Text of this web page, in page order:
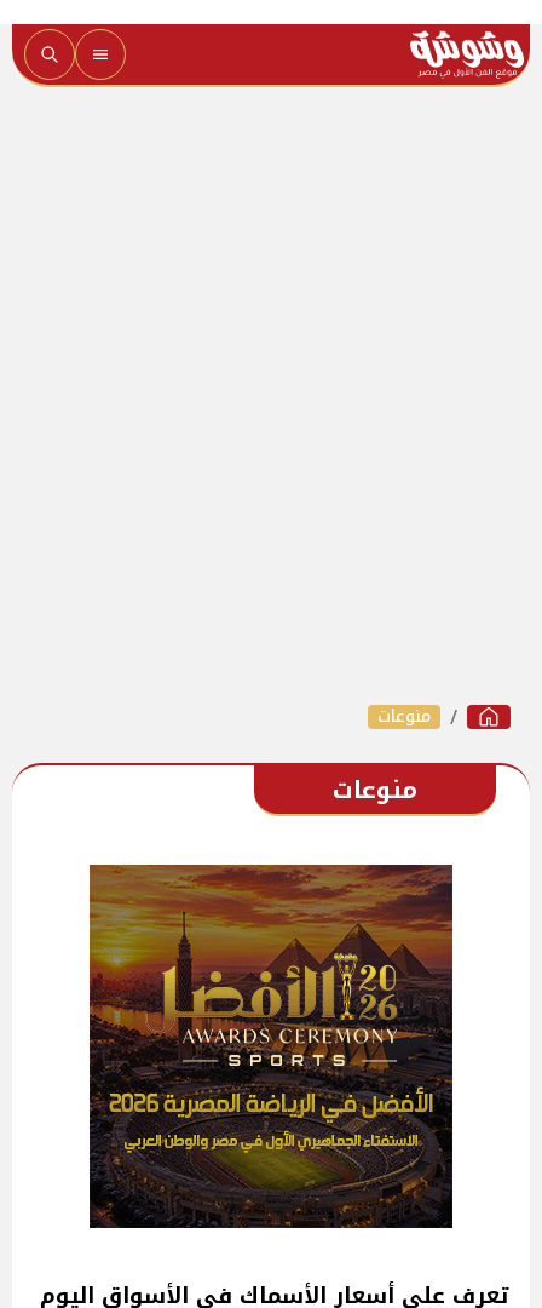
منوعات
منوعات
تعرف على أسعار الأسماك فى الأسواق‎‎ اليوم